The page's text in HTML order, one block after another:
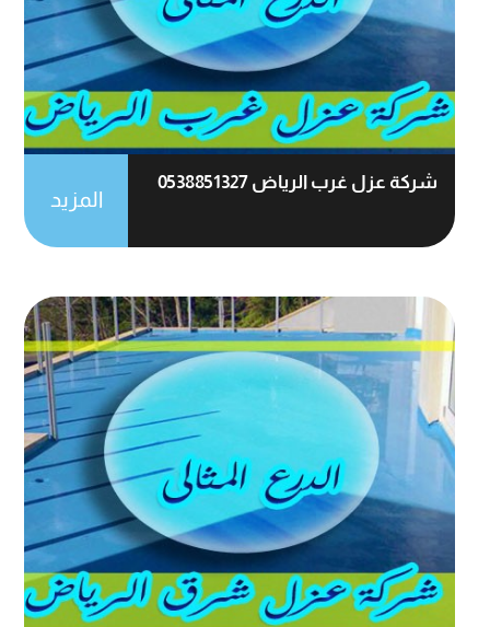
شركة عزل غرب الرياض 0538851327
المزيد